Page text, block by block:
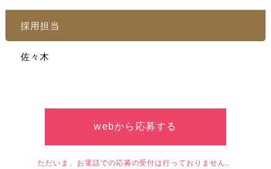
採用担当
佐々木
webから応募する
ただいま、お電話での応募の受付は行っておりません。